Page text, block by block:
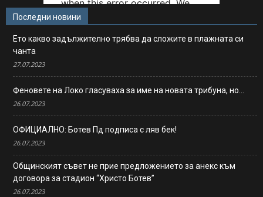
Последни новини
Ето какво задължително трябва да сложите в плажната си
чанта
27.07.2023
Феновете на Локо гласуваха за име на новата трибуна, но…
26.07.2023
ОФИЦИАЛНО: Ботев Пд подписа с ляв бек!
26.07.2023
Общинският съвет не прие предложението за анекс към
договора за стадион “Христо Ботев”
26.07.2023